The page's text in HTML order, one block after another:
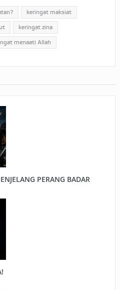
keringat maksiat
keringat zina
menaati Allah
PERANG BADAR